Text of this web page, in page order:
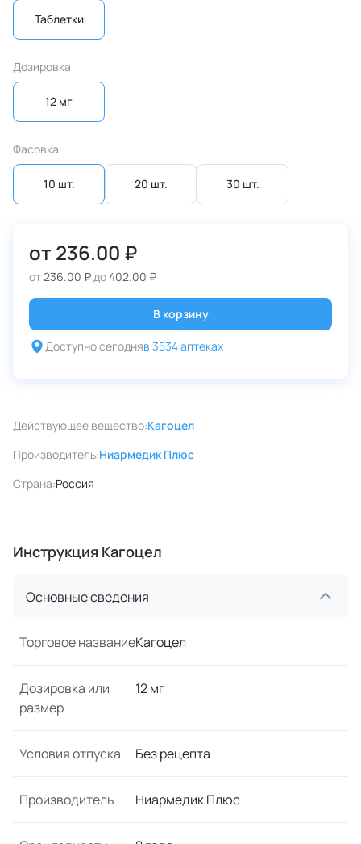
Таблетки
Дозировка
12 мг
Фасовка
10 шт. 20 шт. 30 шт.
от 236.00 ₽
от236.00 ₽до402.00 ₽
В корзину
Доступно сегодняв 3534 аптеках
Действующее вещество:Кагоцел
Производитель:Ниармедик Плюс
Страна:Россия
Инструкция Кагоцел
Основные сведения
Торговое названиеКагоцел
Дозировка или
размер
12 мг
Условия отпуска Без рецепта
Производитель Ниармедик Плюс